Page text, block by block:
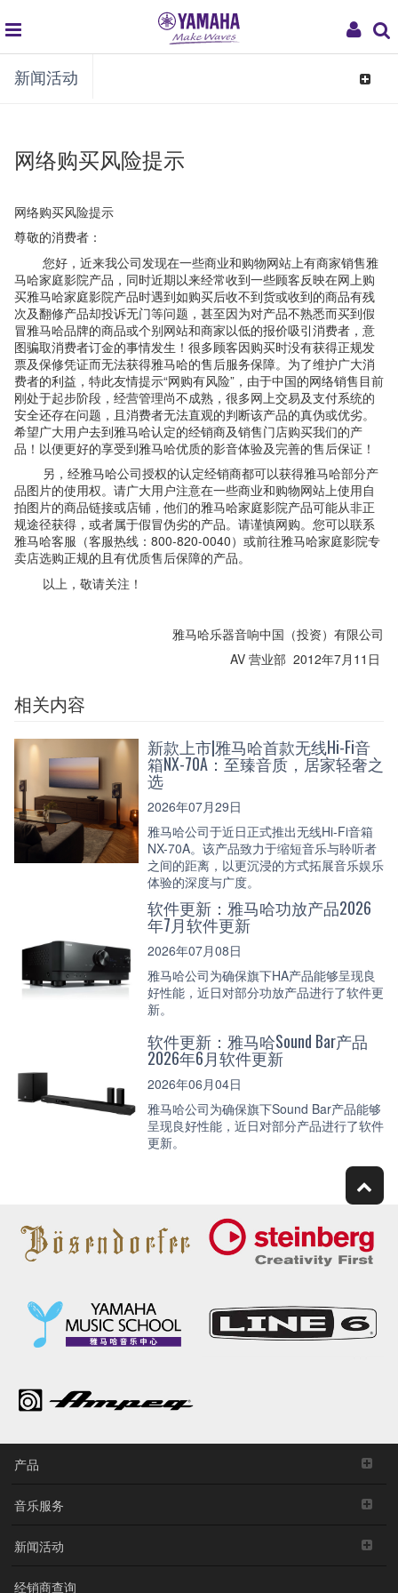
My
global
navigation
新闻活动
Toggle
网络购买风险提示
网络购买风险提示
尊敬的消费者：
您好，近来我公司发现在一些商业和购物网站上有商家销售雅
马哈家庭影院产品，同时近期以来经常收到一些顾客反映在网上购
买雅马哈家庭影院产品时遇到如购买后收不到货或收到的商品有残
次及翻修产品却投诉无门等问题，甚至因为对产品不熟悉而买到假
冒雅马哈品牌的商品或个别网站和商家以低的报价吸引消费者，意
图骗取消费者订金的事情发生！很多顾客因购买时没有获得正规发
票及保修凭证而无法获得雅马哈的售后服务保障。为了维护广大消
费者的利益，特此友情提示“网购有风险”，由于中国的网络销售目前
刚处于起步阶段，经营管理尚不成熟，很多网上交易及支付系统的
安全还存在问题，且消费者无法直观的判断该产品的真伪或优劣。
希望广大用户去到雅马哈认定的经销商及销售门店购买我们的产
品！以便更好的享受到雅马哈优质的影音体验及完善的售后保证！
另，经雅马哈公司授权的认定经销商都可以获得雅马哈部分产
品图片的使用权。请广大用户注意在一些商业和购物网站上使用自
拍图片的商品链接或店铺，他们的雅马哈家庭影院产品可能从非正
规途径获得，或者属于假冒伪劣的产品。请谨慎网购。您可以联系
雅马哈客服（客服热线：800-820-0040）或前往雅马哈家庭影院专
卖店选购正规的且有优质售后保障的产品。
以上，敬请关注！
雅马哈乐器音响中国（投资）有限公司
AV 营业部 2012年7月11日
相关内容
新款上市|雅马哈首款无线Hi-Fi音
箱NX-70A：至臻音质，居家轻奢之
选
2026年07月29日
雅马哈公司于近日正式推出无线Hi-Fi音箱
NX-70A。该产品致力于缩短音乐与聆听者
之间的距离，以更沉浸的方式拓展音乐娱乐
体验的深度与广度。
软件更新：雅马哈功放产品2026
年7月软件更新
2026年07月08日
雅马哈公司为确保旗下HA产品能够呈现良
好性能，近日对部分功放产品进行了软件更
新。
软件更新：雅马哈Sound Bar产品
2026年6月软件更新
2026年06月04日
雅马哈公司为确保旗下Sound Bar产品能够
呈现良好性能，近日对部分产品进行了软件
更新。
产品
音乐服务
新闻活动
经销商查询